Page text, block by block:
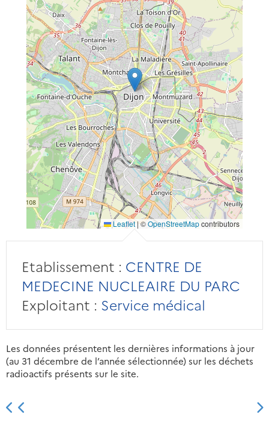
Leaflet|©OpenStreetMapcontributors
Etablissement : CENTRE DE
MEDECINE NUCLEAIRE DU PARC
Exploitant : Service médical
Les données présentent les dernières informations à jour
(au 31 décembre de l’année sélectionnée) sur les déchets
radioactifs présents sur le site.